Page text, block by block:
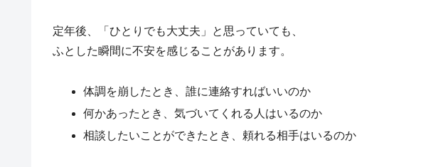
定年後、「ひとりでも大丈夫」と思っていても、
ふとした瞬間に不安を感じることがあります。
体調を崩したとき、誰に連絡すればいいのか
何かあったとき、気づいてくれる人はいるのか
相談したいことができたとき、頼れる相手はいるのか